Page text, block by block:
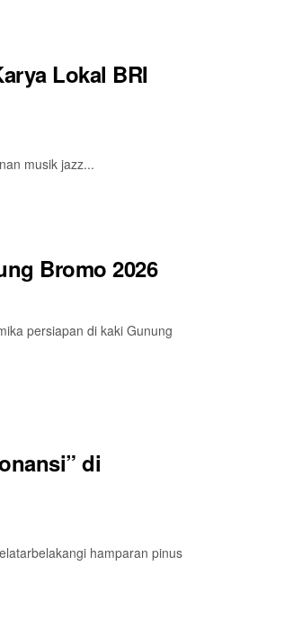
Lokal BRI
musik jazz...
Bromo 2026
persiapan di kaki Gunung
di
hamparan pinus